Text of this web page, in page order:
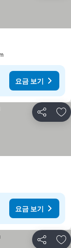
요금 보기
공유 즐
요금 보기
공유 즐